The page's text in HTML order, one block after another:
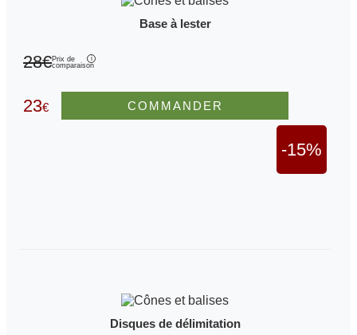
Base à lester
28€Prix de
comparaison
23€
-15%
COMMANDER
Disques de délimitation